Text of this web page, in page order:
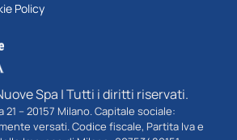
Policy
Spa | Tutti i diritti riservati.
– 20157 Milano. Capitale sociale:
versati. Codice fiscale, Partita Iva e